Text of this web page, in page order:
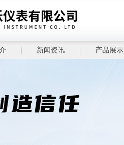
新闻资讯 产品展示